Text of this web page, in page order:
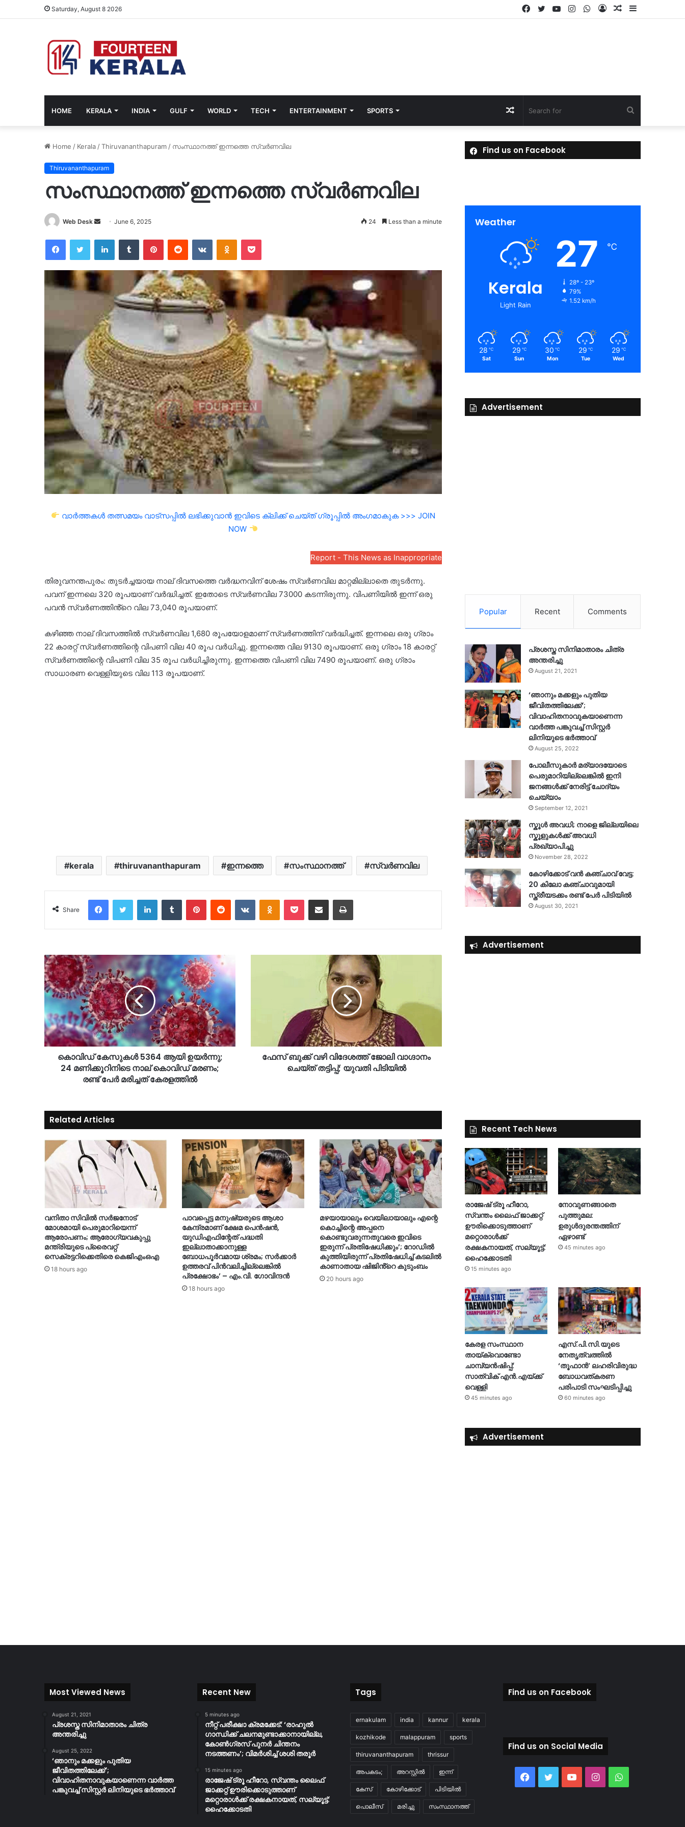
Saturday, August 8 2026 Sidebar
Random
Log
WhatsApp
Instagram
YouTube
Twitter
Facebook
HOME KERALA INDIA GULF WORLD TECH ENTERTAINMENT SPORTS
for
Random
Article
Home / Kerala /Thiruvananthapuram / സംസ്ഥാനത്ത് ഇന്നത്തെ സ്വർണവില
Thiruvananthapuram
സംസ്ഥാനത്ത് ഇന്നത്തെ സ്വർണവില
Web Desk
Send
email
June 6, 2025 24 Less than a minute
FacebookTwitter LinkedInTumblr PinterestReddit VKontakteOdnoklassniki
Pocket
വാർത്തകൾ തത്സമയം വാട്സപ്പിൽ ലഭിക്കുവാൻ ഇവിടെ ക്ലിക്ക് ചെയ്ത് ഗ്രൂപ്പിൽ അംഗമാകുക >>> JOIN
NOW
Report - This News as Inappropriate
തിരുവനന്തപുരം: തുടർച്ചയായ നാല് ദിവസത്തെ വർദ്ധനവിന് ശേഷം സ്വർണവില മാറ്റമില്ലാതെ തുടർന്നു.
പവന് ഇന്നലെ 320 രൂപയാണ് വർദ്ധിച്ചത്. ഇതോടെ സ്വർണവില 73000 കടന്നിരുന്നു. വിപണിയിൽ ഇന്ന് ഒരു
പവൻ സ്വർണത്തിൻ്റെ വില 73,040 രൂപയാണ്.
കഴിഞ്ഞ നാല് ദിവസത്തിൽ സ്വർണവില 1,680 രൂപയോളമാണ് സ്വർണത്തിന് വർദ്ധിച്ചത്. ഇന്നലെ ഒരു ഗ്രാം
22 കാരറ്റ് സ്വർണത്തിന്റെ വിപണി വില 40 രൂപ വർധിച്ചു. ഇന്നത്തെ വില 9130 രൂപയാണ്. ഒരു ഗ്രാം 18 കാരറ്റ്
സ്വർണത്തിന്റെ വിപണി വില 35 രൂപ വർധിച്ചിരുന്നു. ഇന്നത്തെ വിപണി വില 7490 രൂപയാണ്. ഒരു ഗ്രാം
സാധാരണ വെള്ളിയുടെ വില 113 രൂപയാണ്.
kerala thiruvananthapuram ഇന്നത്തെ സംസ്ഥാനത്ത് സ്വർണവില
Share
FacebookTwitter LinkedInTumblr PinterestReddit VKontakteOdnoklassniki
Pocket Share via Email Print
കൊവിഡ് കേസുകൾ 5364 ആയി ഉയർന്നു;
24 മണിക്കൂറിനിടെ നാല് കൊവിഡ് മരണം;
രണ്ട് പേർ മരിച്ചത് കേരളത്തിൽ
ഫേ​സ് ബു​ക്ക് വ​ഴി വി​ദേ​ശ​ത്ത് ജോ​ലി വാ​ഗ്ദാ​നം
ചെ​യ്ത് ത​ട്ടി​പ്പ്; യു​വ​തി പി​ടി​യി​ൽ
Related Articles
വനിതാ സിവിൽ സർജനോട്
മോശമായി പെരുമാറിയെന്ന്
ആരോപണം; ആരോഗ്യവകുപ്പു
മന്ത്രിയുടെ പ്രൈവറ്റ്
സെക്രട്ടറിക്കെതിരെ കെജിഎംഒഎ
18 hours ago
പാവപ്പെട്ട മനുഷ്യരുടെ ആശാ
കേന്ദ്രമാണ് ക്ഷേമ പെൻഷൻ,
യുഡിഎഫിന്റേത് പദ്ധതി
ഇല്ലാതാക്കാനുള്ള
ബോധപൂർവമായ ശ്രമം; സർക്കാർ
ഉത്തരവ് പിൻവലിച്ചില്ലെങ്കിൽ
പ്രക്ഷോഭം’ – എം.വി. ഗോവിന്ദൻ
18 hours ago
മഴയായാലും വെയിലായാലും എന്റെ
കൊച്ചിന്റെ അപ്പനെ
കൊണ്ടുവരുന്നതുവരെ ഇവിടെ
ഇരുന്ന് പ്രതിഷേധിക്കും’; റോഡില്‍
കുത്തിയിരുന്ന് പ്രതിഷേധിച്ച് കടലില്‍
കാണാതായ ഷിജിൻ്റെ കുടുംബം
20 hours ago
Find us on Facebook
Weather
Kerala
Light Rain
27 ℃
28º - 23º
79%
1.52 km/h
28 ℃
Sat
29 ℃
Sun
30 ℃
Mon
29 ℃
Tue
29 ℃
Wed
Advertisement
Popular Recent Comments
പ്രശസ്ത സിനിമാതാരം ചിത്ര
അന്തരിച്ചു
August 21, 2021
‘ഞാനും മക്കളും പുതിയ
ജീവിതത്തിലേക്ക്’;
വിവാഹിതനാവുകയാണെന്ന
വാർത്ത പങ്കുവച്ച് സിസ്റ്റർ
ലിനിയുടെ ഭർത്താവ്
August 25, 2022
പോലീസുകാര്‍ മര്യാദയോടെ
പെരുമാറിയില്ലെങ്കില്‍ ഇനി
ജനങ്ങള്‍ക്ക് നേരിട്ട് ചോദ്യം
ചെയ്യാം
September 12, 2021
സ്കൂൾ അവധി; നാളെ ജില്ലയിലെ
സ്കൂളുകൾക്ക് അവധി
പ്രഖ്യാപിച്ചു
November 28, 2022
കോഴിക്കോട് വൻ കഞ്ചാവ് വേട്ട:
20 കിലോ കഞ്ചാവുമായി
സ്ത്രീയടക്കം രണ്ട് പേർ പിടിയിൽ
August 30, 2021
Advertisement
Recent Tech News
രാജേഷ് ട്രൂ ഹീറോ,
സ്വന്തം ലൈഫ് ജാക്കറ്റ്
ഊരിക്കൊടുത്താണ്
മറ്റൊരാള്‍ക്ക്
രക്ഷകനായത്, സല്യൂട്ട്:
ഹൈക്കോടതി
15 minutes ago
നോവുണങ്ങാതെ
പുത്തുമല:
ഉരുൾദുരന്തത്തിന്
ഏഴാണ്ട്
45 minutes ago
കേരള സംസ്ഥാന
തായ്‌ക്വൊണ്ടോ
ചാമ്പ്യൻഷിപ്പ്:
സാത്വിക് എൻ.എയ്ക്ക്
വെള്ളി
45 minutes ago
എസ്.പി.സി.യുടെ
നേതൃത്വത്തിൽ
‘തൂഫാൻ’ ലഹരിവിരുദ്ധ
ബോധവത്കരണ
പരിപാടി സംഘടിപ്പിച്ചു
60 minutes ago
Advertisement
Most Viewed News
August 21, 2021
പ്രശസ്ത സിനിമാതാരം ചിത്ര
അന്തരിച്ചു
August 25, 2022
‘ഞാനും മക്കളും പുതിയ
ജീവിതത്തിലേക്ക്’;
വിവാഹിതനാവുകയാണെന്ന വാർത്ത
പങ്കുവച്ച് സിസ്റ്റർ ലിനിയുടെ ഭർത്താവ്
Recent New
5 minutes ago
നീറ്റ് പരീക്ഷാ ക്രമക്കേട്: ‘രാഹുൽ
ഗാന്ധിക്ക് ചലനമുണ്ടാക്കാനായില്ല,
കോൺഗ്രസ് പുനർ ചിന്തനം
നടത്തണം’; വിമർശിച്ച് ശശി തരൂർ
15 minutes ago
രാജേഷ് ട്രൂ ഹീറോ, സ്വന്തം ലൈഫ്
ജാക്കറ്റ് ഊരിക്കൊടുത്താണ്
മറ്റൊരാള്‍ക്ക് രക്ഷകനായത്, സല്യൂട്ട്:
ഹൈക്കോടതി
Tags
ernakulam india kannur kerala
kozhikode malappuram sports
thiruvananthapuram thrissur
അപകടം; അറസ്റ്റിൽ ഇന്ന്
കേസ് കോഴിക്കോട് പിടിയിൽ
പൊലീസ് മരിച്ചു സംസ്ഥാനത്ത്
Find us on Facebook
Find us on Social Media
Facebook
TwitterYouTubeInstagramWhatsApp